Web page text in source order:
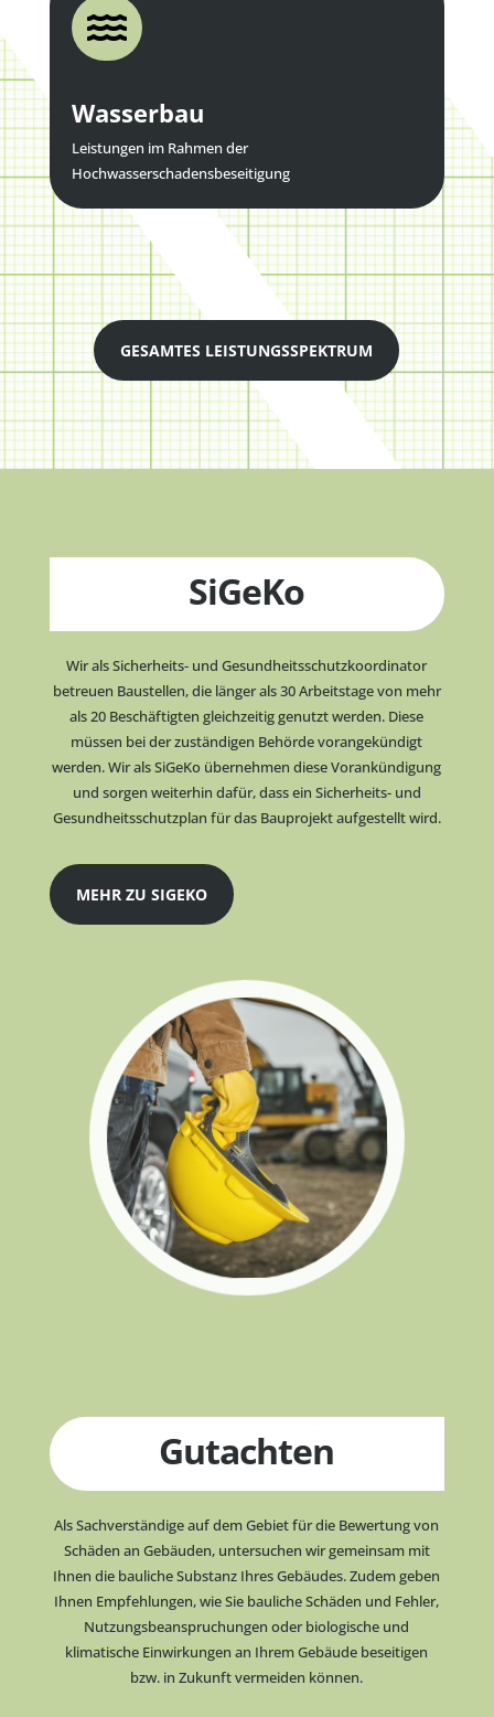

Wasserbau
Leistungen im Rahmen der
Hochwasserschadensbeseitigung
GESAMTES LEISTUNGSSPEKTRUM
SiGeKo
Wir als Sicherheits- und Gesundheitsschutzkoordinator
betreuen Baustellen, die länger als 30 Arbeitstage von mehr
als 20 Beschäftigten gleichzeitig genutzt werden. Diese
müssen bei der zuständigen Behörde vorangekündigt
werden. Wir als SiGeKo übernehmen diese Vorankündigung
und sorgen weiterhin dafür, dass ein Sicherheits- und
Gesundheitsschutzplan für das Bauprojekt aufgestellt wird.
MEHR ZU SIGEKO
Gutachten
Als Sachverständige auf dem Gebiet für die Bewertung von
Schäden an Gebäuden, untersuchen wir gemeinsam mit
Ihnen die bauliche Substanz Ihres Gebäudes. Zudem geben
Ihnen Empfehlungen,wie Sie bauliche Schäden und Fehler,
Nutzungsbeanspruchungen oder biologische und
klimatische Einwirkungen an Ihrem Gebäude beseitigen
bzw. in Zukunft vermeiden können.